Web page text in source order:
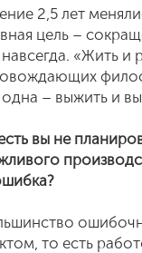
2,5 лет
цель –
«Жить и
– выжить и
вы не
то есть